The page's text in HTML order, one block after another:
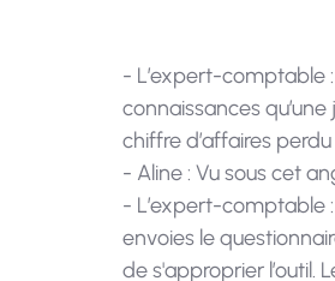
- L’expert-comptable
connaissances
chiffre d’affaires
- Aline : Vu sous cet
- L’expert-comptable
envoies le
de s'approprier l’outil.